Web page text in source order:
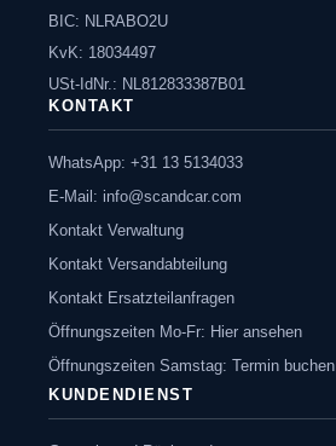
BIC: NLRABO2U
KvK: 18034497
USt-IdNr.: NL812833387B01
KONTAKT
WhatsApp: +31 13 5134033
E-Mail: info@scandcar.com
Kontakt Verwaltung
Kontakt Versandabteilung
Kontakt Ersatzteilanfragen
Öffnungszeiten Mo-Fr: Hier ansehen
Öffnungszeiten Samstag: Termin buchen
KUNDENDIENST